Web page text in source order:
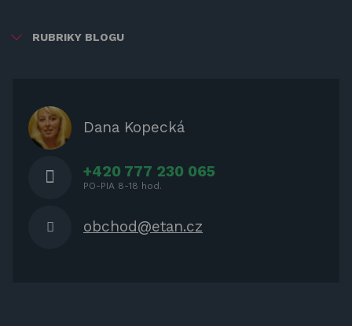
RUBRIKY BLOGU
OCHRANNÉ KRYTY PRE
ZÁHRADNÝ NÁBYTOK
Dana Kopecká
+420 777 230 065
PO-PIA 8-18 hod.
obchod@etan.cz